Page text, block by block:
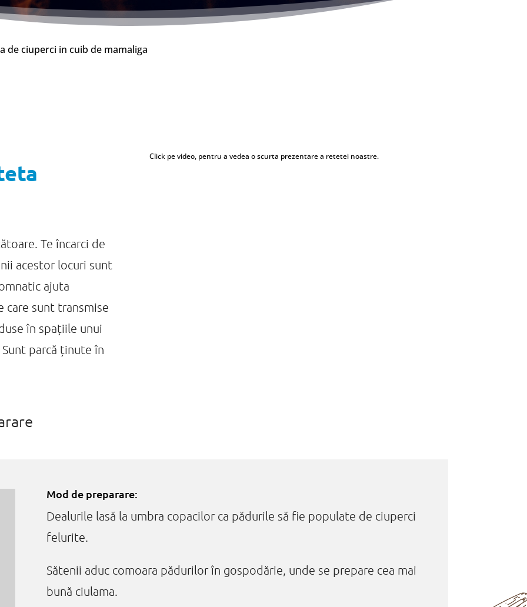
de ciuperci in cuib de mamaliga
Te încarci de
acestor locuri sunt
ajuta
care sunt transmise
în spațiile unui
parcă ținute în
Click pe video, pentru a vedea o scurta prezentare a retetei noastre.
Mod de preparare:
Dealurile lasă la umbra copacilor ca pădurile să fie populate de ciuperci
felurite.
Sătenii aduc comoara pădurilor în gospodărie, unde se prepare cea mai
bună ciulama.